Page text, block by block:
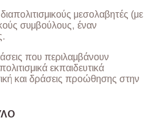
μεσολαβητές (με
συμβούλους, έναν
που περιλαμβάνουν
εκπαιδευτικά
και δράσεις προώθησης στην